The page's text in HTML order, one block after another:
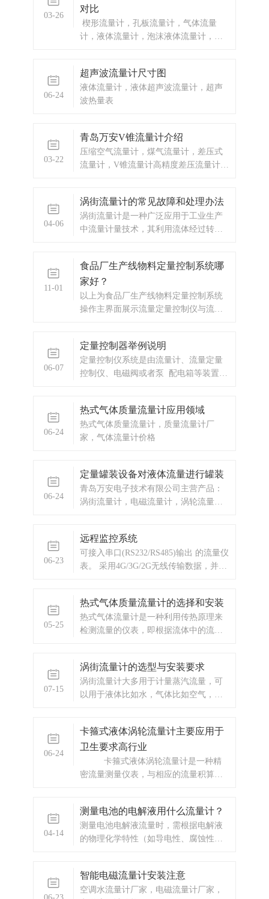
03-26
对比
楔形流量计，孔板流量计，气体流量
计，液体流量计，泡沫液体流量计，颗
06-24
超声波流量计尺寸图
液体流量计，液体超声波流量计，超声
波热量表
03-22
青岛万安V锥流量计介绍
压缩空气流量计，煤气流量计，差压式
流量计，V锥流量计高精度差压流量计。
心孔突变节流，改为沿管壁环状节流。
04-06
涡街流量计的常见故障和处理办法
涡街流量计是一种广泛应用于工业生产
中流量计量技术，其利用流体经过转子
显示输出，具有精度高、响应快、安装
维护简便等优点。
11-01
食品厂生产线物料定量控制系统哪
家好？
以上为食品厂生产线物料定量控制系统
操作主界面展示流量定量控制仪与流量
量定量控制系统。本流量定量控制仪按
输入信号分为频率脉冲输入型和流量变
送信号输入型两种供用户选择订购。本
06-07
定量控制器举例说明
定量控制仪系统是由流量计、流量定量
控制仪、电磁阀或者泵 配电箱等装置组
定量配料的定量控制。
06-24
热式气体质量流量计应用领域
热式气体质量流量计，质量流量计厂
家，气体流量计价格
06-24
定量罐装设备对液体流量进行罐装
青岛万安电子技术有限公司主营产品：
涡街流量计，电磁流量计，涡轮流量
费流量计，IC卡预付费，显示仪表，热
量表，差压式仪表，分析仪器，水质监
测设备，压力仪表等，以及承接电气自
06-23
远程监控系统
可接入串口(RS232/RS485)输出 的流量仪
表。 采用4G/3G/2G无线传输数据，并具
源电源检测功能 抗高温、耐严寒，工作
温度：-40~+85℃。
05-25
热式气体质量流量计的选择和安装
热式气体流量计是一种利用传热原理来
检测流量的仪表，即根据流体中的流体
测量管外的本体）;主要测量气体;热量气
体质量流量计主要分为两类，即热量分
布和插入式。1.热式气体质量流量计的
07-15
涡街流量计的选型与安装要求
涡街流量计大多用于计量蒸汽流量，可
以用于液体比如水，气体比如空气，氧
产过程、能源流量、环境保护工程、交
通运输等。
06-24
卡箍式液体涡轮流量计主要应用于
卫生要求高行业
卡箍式液体涡轮流量计是一种精
密流量测量仪表，与相应的流量积算仪
域的计量、控制系统。配备有卫生接头
的卡箍
04-14
测量电池的电解液用什么流量计？
测量电池电解液流量时，需根据电解液
的物理化学特性（如导电性、腐蚀性、
是几种适合测量电解液流量的流量计类
型及其优缺点分析：选型关键因素总结
智能电磁流量计安装注意
空调水流量计厂家，电磁流量计厂家，